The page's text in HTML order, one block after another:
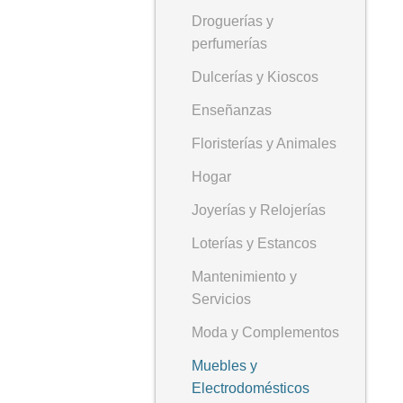
Droguerías y
perfumerías
Dulcerías y Kioscos
Enseñanzas
Floristerías y Animales
Hogar
Joyerías y Relojerías
Loterías y Estancos
Mantenimiento y
Servicios
Moda y Complementos
Muebles y
Electrodomésticos